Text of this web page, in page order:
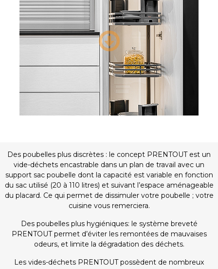
Agencements
Voir les produits
Des poubelles plus discrètes : le concept PRENTOUT est un
vide-déchets encastrable dans un plan de travail avec un
support sac poubelle dont la capacité est variable en fonction
du sac utilisé (20 à 110 litres) et suivant l’espace aménageable
du placard. Ce qui permet de dissimuler votre poubelle ; votre
cuisine vous remerciera.
Des poubelles plus hygiéniques: le système breveté
PRENTOUT permet d’éviter les remontées de mauvaises
odeurs, et limite la dégradation des déchets.
Les vides-déchets PRENTOUT possèdent de nombreux